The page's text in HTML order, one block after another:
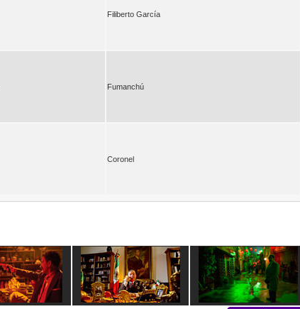
Filiberto García
Fumanchú
Coronel